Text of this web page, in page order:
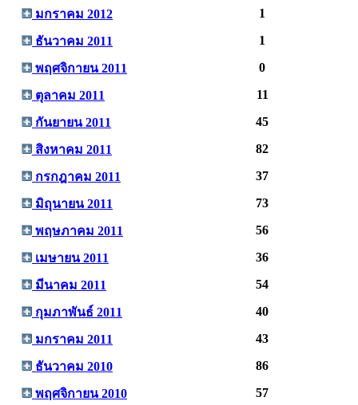
มกราคม 2012 1
ธันวาคม 2011 1
พฤศจิกายน 2011 0
ตุลาคม 2011 11
กันยายน 2011 45
สิงหาคม 2011 82
กรกฎาคม 2011 37
มิถุนายน 2011 73
พฤษภาคม 2011 56
เมษายน 2011 36
มีนาคม 2011 54
กุมภาพันธ์ 2011 40
มกราคม 2011 43
ธันวาคม 2010 86
พฤศจิกายน 2010 57